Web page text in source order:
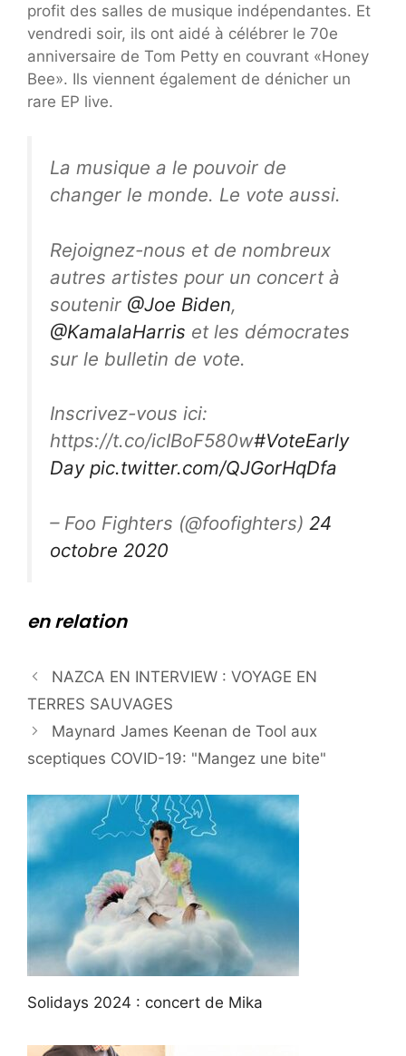
profit des salles de musique indépendantes. Et
vendredi soir, ils ont aidé à célébrer le 70e
anniversaire de Tom Petty en couvrant «Honey
Bee». Ils viennent également de dénicher un
rare EP live.
La musique a le pouvoir de
changer le monde. Le vote aussi.
Rejoignez-nous et de nombreux
autres artistes pour un concert à
soutenir @Joe Biden,
@KamalaHarris et les démocrates
sur le bulletin de vote.
Inscrivez-vous ici:
https://t.co/icIBoF580w#VoteEarly
Day pic.twitter.com/QJGorHqDfa
– Foo Fighters (@foofighters) 24
octobre 2020
en relation
NAZCA EN INTERVIEW : VOYAGE EN
TERRES SAUVAGES
Maynard James Keenan de Tool aux
sceptiques COVID-19: "Mangez une bite"
Solidays 2024 : concert de Mika